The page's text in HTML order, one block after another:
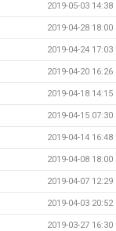
2019-05-03 14:38
2019-04-28 18:00
2019-04-24 17:03
2019-04-20 16:26
2019-04-18 14:15
2019-04-15 07:30
2019-04-14 16:48
2019-04-08 18:00
2019-04-07 12:29
2019-04-03 20:52
2019-03-27 16:30